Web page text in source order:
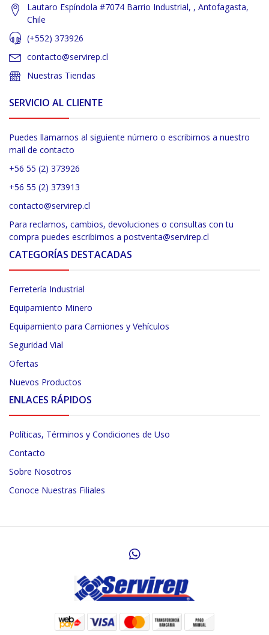
Lautaro Espíndola #7074 Barrio Industrial, , Antofagasta,
Chile
(+552) 373926
contacto@servirep.cl
Nuestras Tiendas
SERVICIO AL CLIENTE
Puedes llamarnos al siguiente número o escribirnos a nuestro
mail de contacto
+56 55 (2) 373926
+56 55 (2) 373913
contacto@servirep.cl
Para reclamos, cambios, devoluciones o consultas con tu
compra puedes escribirnos a postventa@servirep.cl
CATEGORÍAS DESTACADAS
Ferretería Industrial
Equipamiento Minero
Equipamiento para Camiones y Vehículos
Seguridad Vial
Ofertas
Nuevos Productos
ENLACES RÁPIDOS
Políticas, Términos y Condiciones de Uso
Contacto
Sobre Nosotros
Conoce Nuestras Filiales